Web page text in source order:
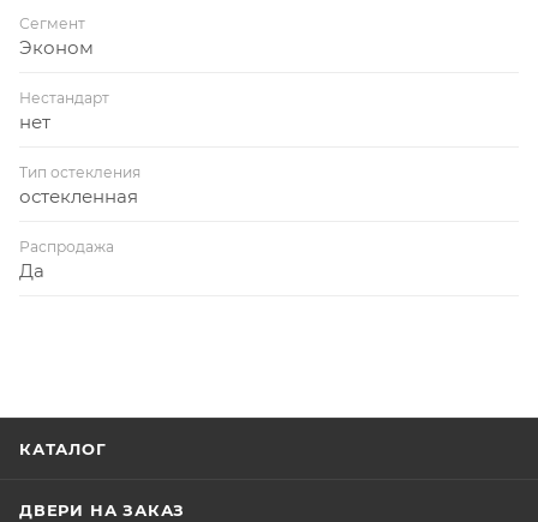
Сегмент
Эконом
Нестандарт
нет
Тип остекления
остекленная
Распродажа
Да
КАТАЛОГ
ДВЕРИ НА ЗАКАЗ